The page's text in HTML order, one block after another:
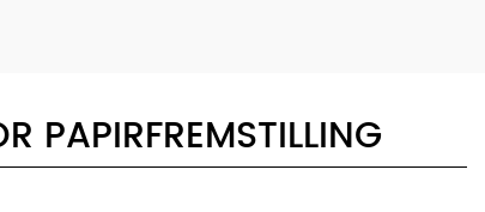
PAPIRFREMSTILLING